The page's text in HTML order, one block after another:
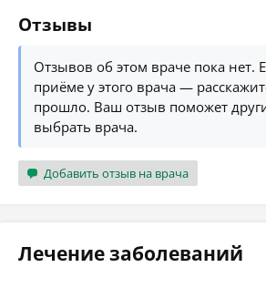
Отзывы
Отзывов об этом враче пока нет.
приёме у этого врача —
прошло. Ваш отзыв поможет
выбрать врача.
Добавить отзыв на врача
Лечение заболеваний